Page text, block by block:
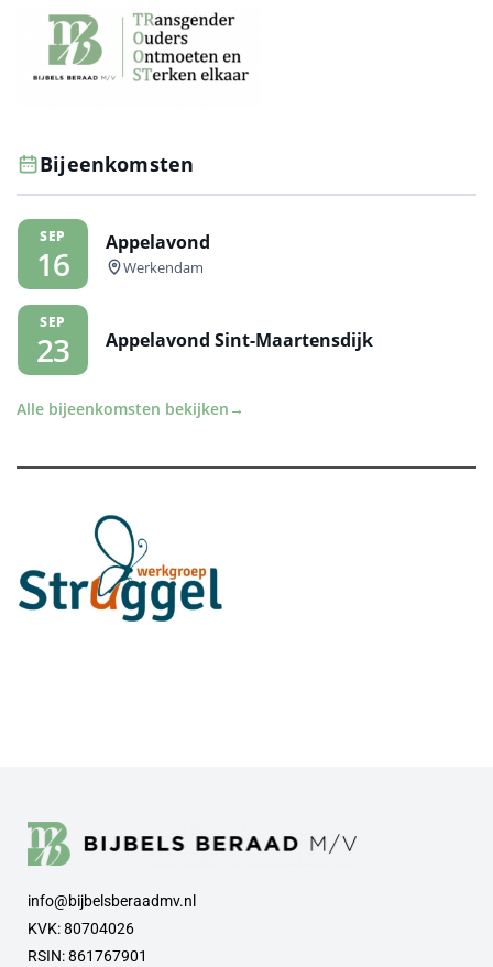
Bijeenkomsten
SEP
16
Appelavond
Werkendam
SEP
23 Appelavond Sint-Maartensdijk
Alle bijeenkomsten bekijken →
info@bijbelsberaadmv.nl
KVK: 80704026
RSIN: 861767901